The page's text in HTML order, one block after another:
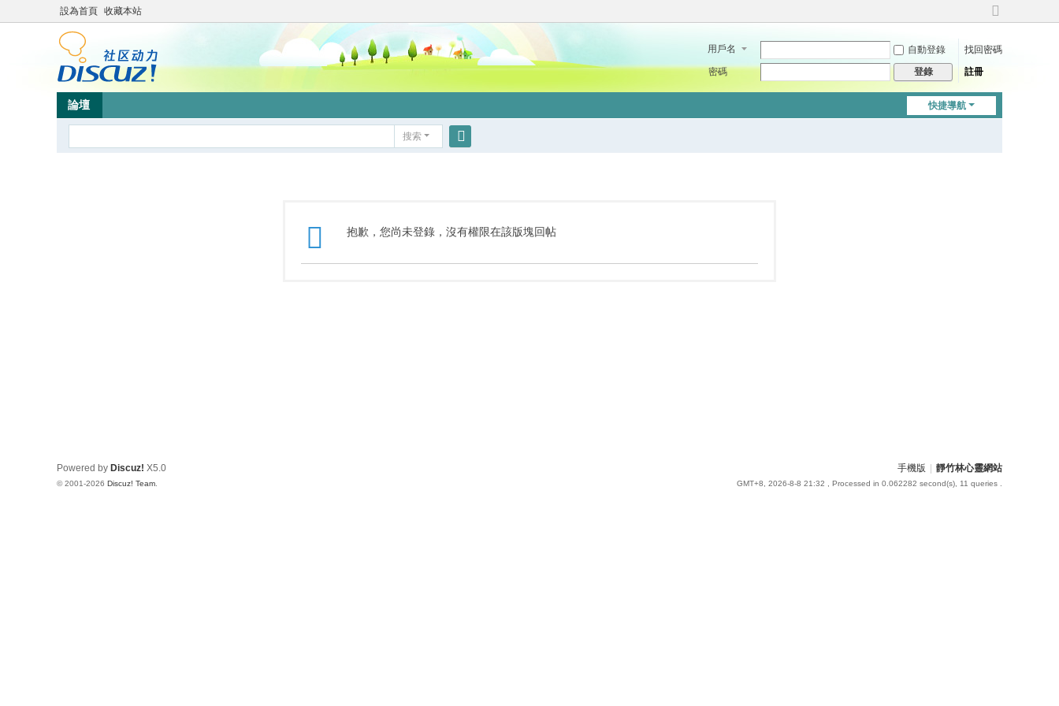
設為首頁 收藏本站
切
到
用戶名 自動登錄
找回密碼
密碼
登錄 註冊
快捷導航
論壇
搜索
抱歉，您尚未登錄，沒有權限在該版塊回帖
手機版 靜竹林心靈網站
GMT+8, 2026-8-8 21:32 , Processed in 0.062282 second(s), 11 queries .
Powered by Discuz! X5.0
© 2001-2026 Discuz! Team